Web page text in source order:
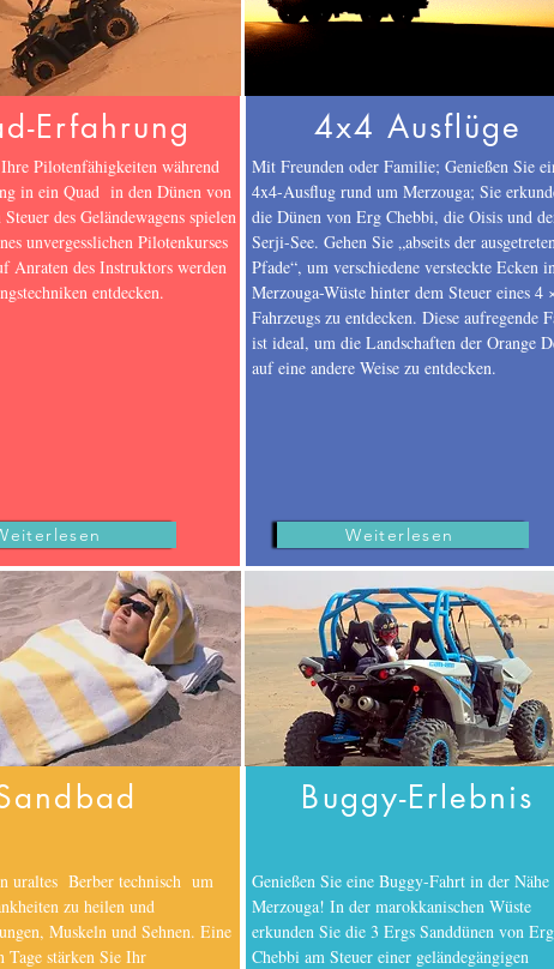
4x4;Location Moto;Merzouga Quad Renatal;Merzouga Buggy Rental;Merzouga 4x4 Rental;Minibus Hire;Airport Transfers;Desert Tours;Marrakech day trips;Fes
mountain;Errachidia airport;Erfoud;Rissani;Merzouga;Ramlia;Ouzina;Mharch;Tafraoute;Erg Chegaga;Zagora;Mhamid; Ouarzazate; Todra
activities; Excursions quad;Excursions buggy;Buggy Experience;Quad Biking ;Buggy Driving;Sahara trips;Desert Tours;3 days;4 days;5 Days ;6
desert Trips;Marrakech Desert Trip;Camel trip;Desert Camp;Merzouga Luxury desert camp;Things to Do;Sand Boarding;Dune Bashing; 4x4 Off Road Training;Driving
Erfahrung
Pilotenfähigkeiten während
in ein Quad in den Dünen von
des Geländewagens spielen
unvergesslichen Pilotenkurses
Anraten des Instruktors werden
entdecken.
uraltes Berber technisch um
zu heilen und
Muskeln und Sehnen. Eine
Tage stärken Sie Ihr
4x4 Ausflüge
Mit Freunden oder Familie; Genießen Sie
4x4-Ausflug rund um Merzouga; Sie
die Dünen von Erg Chebbi, die Oisis und
Serji-See. Gehen Sie „abseits der
Pfade“, um verschiedene versteckte Ecken
Merzouga-Wüste hinter dem Steuer eines 4
Fahrzeugs zu entdecken. Diese aufregende
ist ideal, um die Landschaften der Orange
auf eine andere Weise zu entdecken.
Weiterlesen
Buggy-Erlebnis
Genießen Sie eine Buggy-Fahrt in der Nähe
Merzouga! In der marokkanischen Wüste
erkunden Sie die 3 Ergs Sanddünen von Erg
Chebbi am Steuer einer geländegängigen